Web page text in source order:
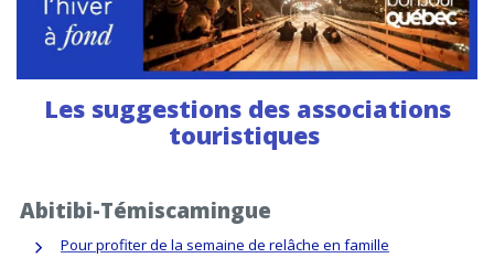
Les suggestions des associations
touristiques
Abitibi-Témiscamingue
Pour profiter de la semaine de relâche en famille